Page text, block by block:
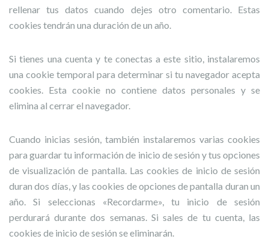
rellenar tus datos cuando dejes otro comentario. Estas
cookies tendrán una duración de un año.
Si tienes una cuenta y te conectas a este sitio, instalaremos
una cookie temporal para determinar si tu navegador acepta
cookies. Esta cookie no contiene datos personales y se
elimina al cerrar el navegador.
Cuando inicias sesión, también instalaremos varias cookies
para guardar tu información de inicio de sesión y tus opciones
de visualización de pantalla. Las cookies de inicio de sesión
duran dos días, y las cookies de opciones de pantalla duran un
año. Si seleccionas «Recordarme», tu inicio de sesión
perdurará durante dos semanas. Si sales de tu cuenta, las
cookies de inicio de sesión se eliminarán.